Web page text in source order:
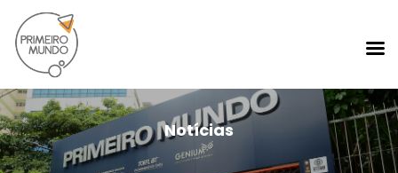
Notícias